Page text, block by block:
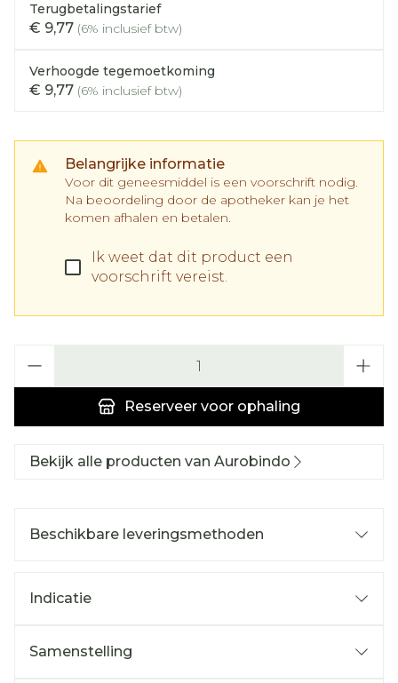
Terugbetalingstarief
€ 9,77 (6% inclusief btw)
Verhoogde tegemoetkoming
€ 9,77 (6% inclusief btw)
Belangrijke informatie
Voor dit geneesmiddel is een voorschrift nodig.
Na beoordeling door de apotheker kan je het
komen afhalen en betalen.
Ik weet dat dit product een
voorschrift vereist.
Reserveer voor ophaling
Bekijk alle producten van Aurobindo
Beschikbare leveringsmethoden
Indicatie
Samenstelling